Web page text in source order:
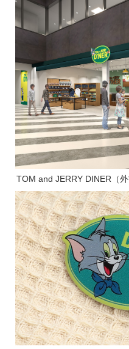
TOM and JERRY DINER（外